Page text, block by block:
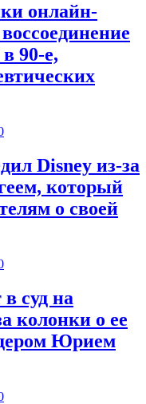
онлайн-
90-е,
Disney из-за
который
о своей
суд на
колонки о ее
Юрием